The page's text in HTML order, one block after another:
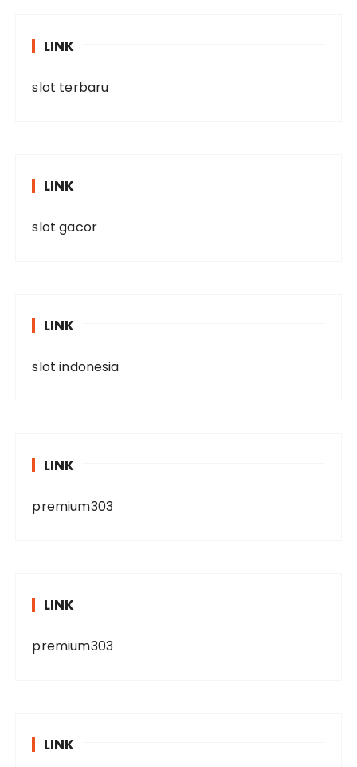
LINK
slot terbaru
LINK
slot gacor
LINK
slot indonesia
LINK
premium303
LINK
premium303
LINK